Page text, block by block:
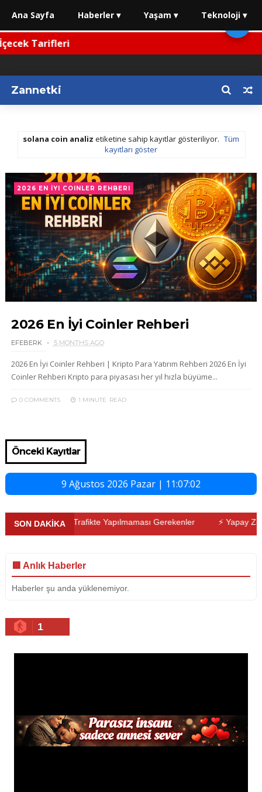
Tarifleri
Zannetki
solana coin analiz etiketine sahip kayıtlar gösteriliyor. Tüm
kayıtları göster
2026 EN İYI COINLER REHBERI
2026 En İyi Coinler Rehberi
EFEBERK 5 MONTHS AGO
2026 En İyi Coinler Rehberi | Kripto Para Yatırım Rehberi 2026 En İyi
Coinler Rehberi Kripto para piyasası her yıl hızla büyüme...
0 COMMENTS 1 MINUTE READ
Önceki Kayıtlar
9 Ağustos 2026 Pazar | 11:07:03
SON DAKİKA⚡ Trafikte Yapılmaması Gerekenler ⚡ Yapay Zekâ ve
🟥 Anlık Haberler
Haberler şu anda yüklenemiyor.
1
Ana Sayfa Haberler ▾ Yaşam ▾ Teknoloji ▾